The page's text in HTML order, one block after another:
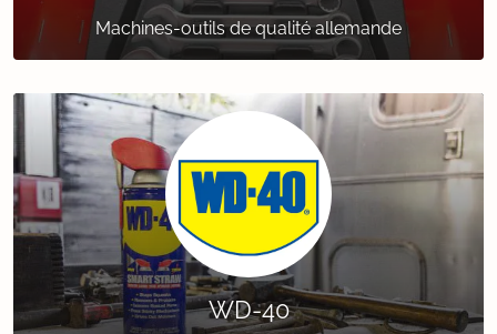
Machines-outils de qualité allemande
WD-40